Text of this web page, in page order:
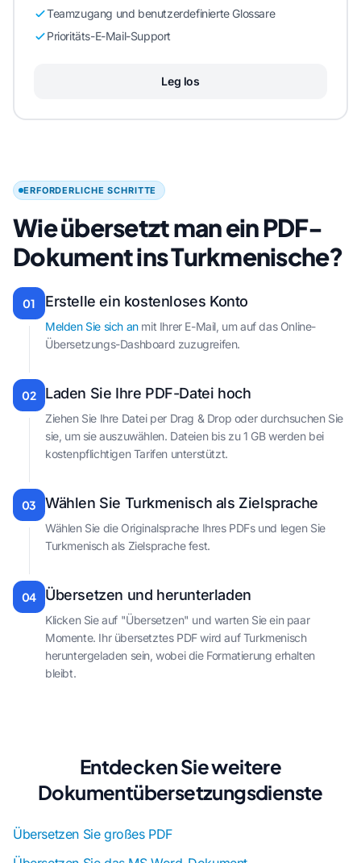
Teamzugang und benutzerdefinierte Glossare
Prioritäts-E-Mail-Support
Leg los
ERFORDERLICHE SCHRITTE
Wie übersetzt man ein PDF-
Dokument ins Turkmenische?
01 Erstelle ein kostenloses Konto
Melden Sie sich anmit Ihrer E-Mail, um auf das Online-
Übersetzungs-Dashboard zuzugreifen.
02 Laden Sie Ihre PDF-Datei hoch
Ziehen Sie Ihre Datei per Drag & Drop oder durchsuchen Sie
sie, um sie auszuwählen. Dateien bis zu 1 GB werden bei
kostenpflichtigen Tarifen unterstützt.
03 Wählen Sie Turkmenisch als Zielsprache
Wählen Sie die Originalsprache Ihres PDFs und legen Sie
Turkmenisch als Zielsprache fest.
04 Übersetzen und herunterladen
Klicken Sie auf "Übersetzen" und warten Sie ein paar
Momente. Ihr übersetztes PDF wird auf Turkmenisch
heruntergeladen sein, wobei die Formatierung erhalten
bleibt.
Entdecken Sie weitere
Dokumentübersetzungsdienste
Übersetzen Sie großes PDF